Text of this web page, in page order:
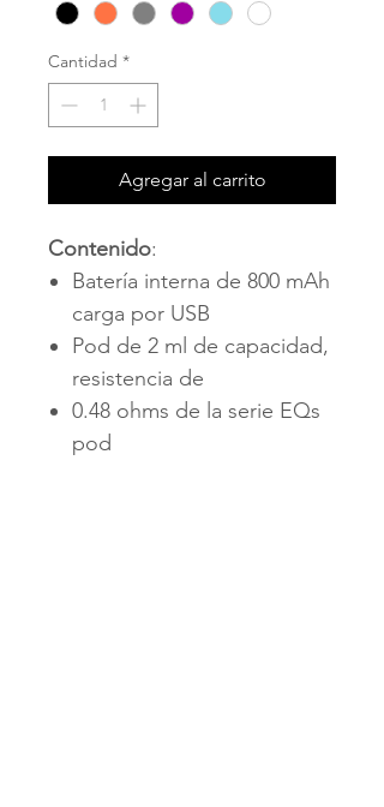
Cantidad *
Agregar al carrito
Contenido:
Batería interna de 800 mAh
carga por USB
Pod de 2 ml de capacidad,
resistencia de
0.48 ohms de la serie EQs
pod